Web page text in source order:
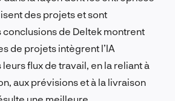
des projets et sont
de Deltek montrent
de projets intègrent l’IA
flux de travail, en la reliant à
aux prévisions et à la livraison
une meilleure